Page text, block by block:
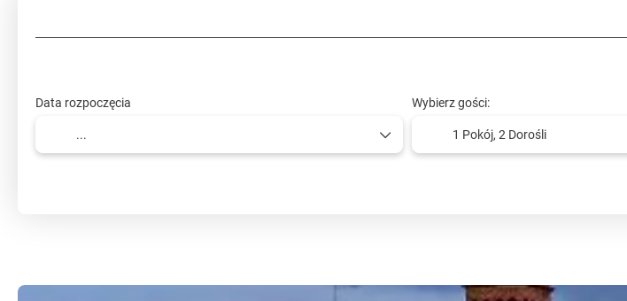
Data rozpoczęcia Wybierz gości:
1 Pokój, 2 Dorośli